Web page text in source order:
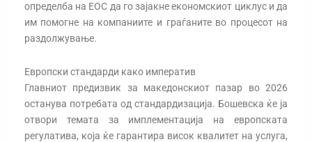
определба на ЕОС да го зајакне економскиот циклус и да
им помогне на компаниите и граѓаните во процесот на
раздолжување.
Европски стандарди како императив
Главниот предизвик за македонскиот пазар во 2026
останува потребата од стандардизација. Бошевска ќе ја
отвори темата за имплементација на европската
регулатива, која ќе гарантира висок квалитет на услуга,